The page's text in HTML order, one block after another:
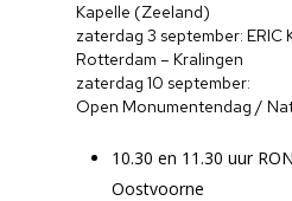
Kapelle (Zeeland)
zaterdag 3 september: ERIC
Rotterdam – Kralingen
zaterdag 10 september:
Open Monumentendag /
10.30 en 11.30 uur
Oostvoorne